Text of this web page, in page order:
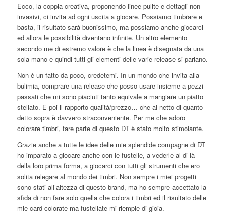
Ecco, la coppia creativa, proponendo linee pulite e dettagli non
invasivi, ci invita ad ogni uscita a giocare. Possiamo timbrare e
basta, il risultato sarà buonissimo, ma possiamo anche giocarci
ed allora le possibilità diventano infinite. Un altro elemento
secondo me di estremo valore è che la linea è disegnata da una
sola mano e quindi tutti gli elementi delle varie release si parlano.
Non è un fatto da poco, credetemi. In un mondo che invita alla
bulimia, comprare una release che posso usare insieme a pezzi
passati che mi sono piaciuti tanto equivale a mangiare un piatto
stellato. E poi il rapporto qualità/prezzo… che al netto di quanto
detto sopra è davvero straconveniente. Per me che adoro
colorare timbri, fare parte di questo DT è stato molto stimolante.
Grazie anche a tutte le idee delle mie splendide compagne di DT
ho imparato a giocare anche con le fustelle, a vederle al di là
della loro prima forma, a giocarci con tutti gli strumenti che ero
solita relegare al mondo dei timbri. Non sempre i miei progetti
sono stati all’altezza di questo brand, ma ho sempre accettato la
sfida di non fare solo quella che colora i timbri ed il risultato delle
mie card colorate ma fustellate mi riempie di gioia.